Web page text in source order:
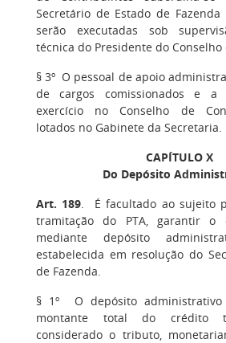
Secretário de Estado de
serão executadas sob
técnica do Presidente do
§ 3º O pessoal de apoio
de cargos comissionados e a
exercício no Conselho de
lotados no Gabinete da Secretaria.
CAPÍTULO X
Do Depósito
Art. 189. É facultado ao sujeito
tramitação do PTA, garantir o
mediante depósito
estabelecida em resolução do
de Fazenda.
§ 1º
O depósito
montante total do crédito
considerado o tributo,